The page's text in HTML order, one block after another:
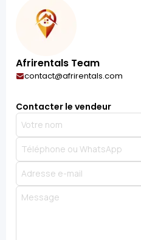
Afrirentals Team
contact@afrirentals.com
Contacter le vendeur